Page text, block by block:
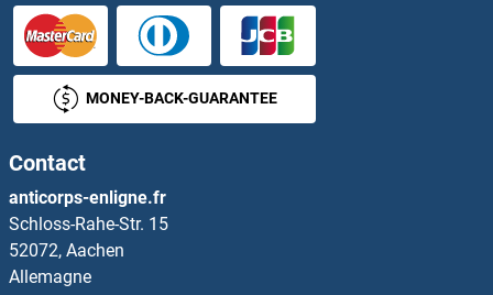
Acid Phosphatase Kits ELISA
ACLY Kits ELISA
ACMSD Kits ELISA
ACO2 Kits ELISA
Aconitase 1 Kits ELISA
ACOT11 Kits ELISA
MONEY-BACK-GUARANTEE
Contact
anticorps-enligne.fr
Schloss-Rahe-Str. 15
52072, Aachen
Allemagne